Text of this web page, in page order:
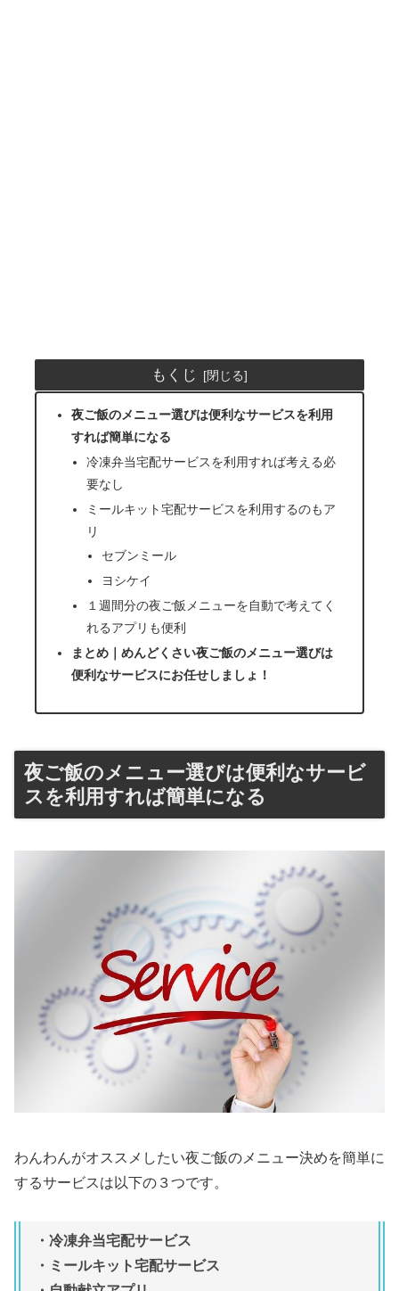
もくじ
夜ご飯のメニュー選びは便利なサービスを利用
すれば簡単になる
冷凍弁当宅配サービスを利用すれば考える必
要なし
ミールキット宅配サービスを利用するのもア
リ
セブンミール
ヨシケイ
１週間分の夜ご飯メニューを自動で考えてく
れるアプリも便利
まとめ｜めんどくさい夜ご飯のメニュー選びは
便利なサービスにお任せしましょ！
夜ご飯のメニュー選びは便利なサービ
スを利用すれば簡単になる
わんわんがオススメしたい夜ご飯のメニュー決めを簡単に
するサービスは以下の３つです。
・冷凍弁当宅配サービス
・ミールキット宅配サービス